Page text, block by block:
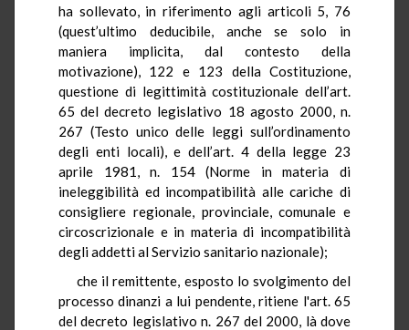
ha sollevato, in riferimento agli articoli 5, 76
(quest’ultimo deducibile, anche se solo in
maniera implicita, dal contesto della
motivazione), 122 e 123 della Costituzione,
questione di legittimità costituzionale dell’art.
65 del decreto legislativo 18 agosto 2000, n.
267 (Testo unico delle leggi sull’ordinamento
degli enti locali), e dell’art. 4 della legge 23
aprile 1981, n. 154 (Norme in materia di
ineleggibilità ed incompatibilità alle cariche di
consigliere regionale, provinciale, comunale e
circoscrizionale e in materia di incompatibilità
degli addetti al Servizio sanitario nazionale);
che il remittente, esposto lo svolgimento del
processo dinanzi a lui pendente, ritiene l'art. 65
del decreto legislativo n. 267 del 2000, là dove